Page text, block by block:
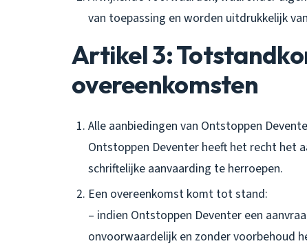
van toepassing en worden uitdrukkelijk
Artikel 3:
overeenkomsten
Alle aanbiedingen van Ontstoppen
Ontstoppen Deventer heeft het recht het
schriftelijke aanvaarding te herroepen.
Een overeenkomst komt tot stand:
– indien Ontstoppen Deventer een
onvoorwaardelijk en zonder voorbehoud